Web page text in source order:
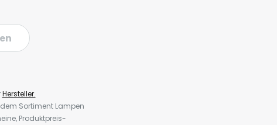
Hersteller.
Sortiment Lampen
Produktpreis-